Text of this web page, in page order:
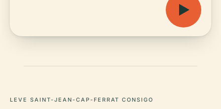
LEVE SAINT-JEAN-CAP-FERRAT CONSIGO